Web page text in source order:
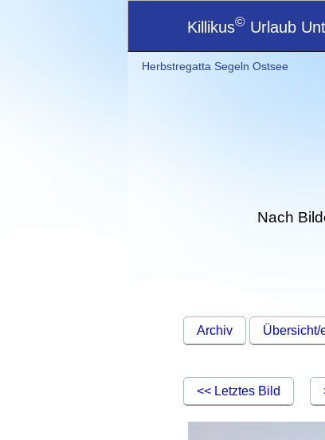
Killikus© Urlaub
Herbstregatta Segeln Ostsee
Nach
Archiv Übersicht/
<< Letztes Bild